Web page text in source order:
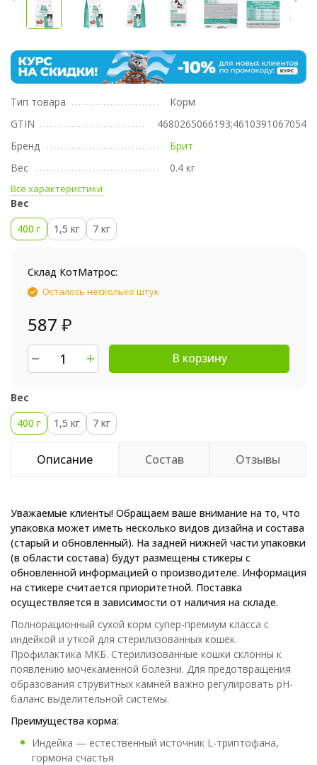
Тип товара
Корм
GTIN
4680265066193;4610391067054
Бренд
Брит
Вес
0.4 кг
Все характеристики
Вес
400 г
1,5 кг 7 кг
Склад КотМатрос:
Осталось несколько штук
587 ₽
В корзину
Вес
400 г
1,5 кг 7 кг
Описание Состав Отзывы
Уважаемые клиенты! Обращаем ваше внимание на то, что
упаковка может иметь несколько видов дизайна и состава
(старый и обновленный). На задней нижней части упаковки
(в области состава) будут размещены стикеры с
обновленной информацией о производителе. Информация
на стикере считается приоритетной. Поставка
осуществляется в зависимости от наличия на складе.
Полнорационный сухой корм супер-премиум класса с
индейкой и уткой для стерилизованных кошек.
Профилактика МКБ. Стерилизованные кошки склонны к
появлению мочекаменной болезни. Для предотвращения
образования струвитных камней важно регулировать pH-
баланс выделительной системы.
Преимущества корма:
Индейка — естественный источник L-триптофана,
гормона счастья